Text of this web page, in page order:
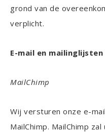
grond van de
verplicht.
E-mail en mailinglijsten
MailChimp
Wij versturen onze e-
MailChimp. MailChimp